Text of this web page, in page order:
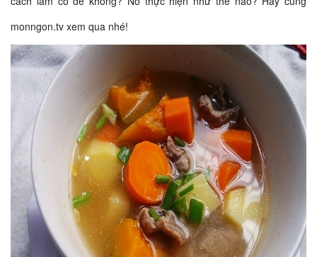
monngon.tv xem qua nhé!